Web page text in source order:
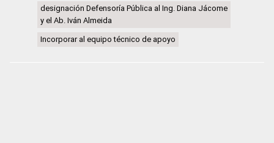
designación Defensoría Pública al Ing. Diana Jácome
y el Ab. Iván Almeida
Incorporar al equipo técnico de apoyo